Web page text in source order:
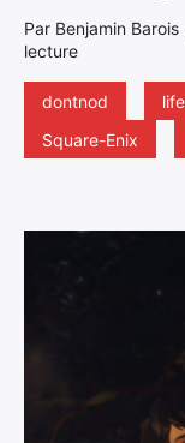
Par Benjamin
lecture
dontnod
Square-Enix